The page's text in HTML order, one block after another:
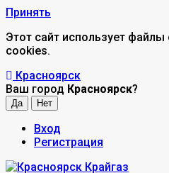
Принять
Этот сайт использует
cookies.
Красноярск
Ваш город Красноярск?
Вход
Регистрация